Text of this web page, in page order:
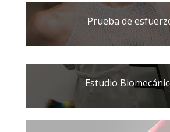
Prueba de
Estudio